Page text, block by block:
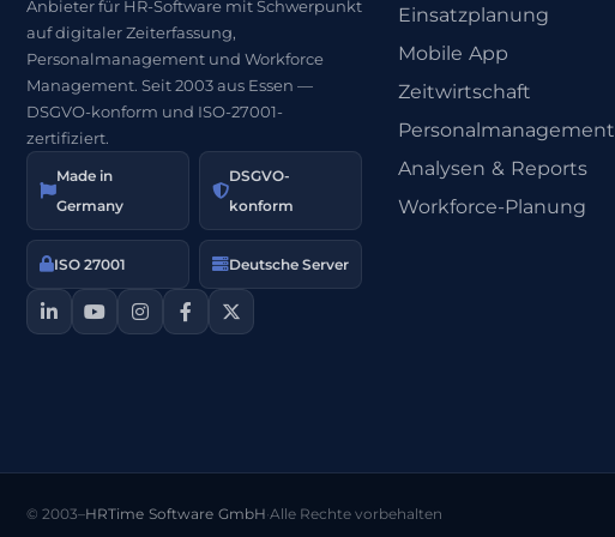
Anbieter für HR-Software mit Schwerpunkt
auf digitaler Zeiterfassung,
Personalmanagement und Workforce
Management. Seit 2003 aus Essen —
DSGVO-konform und ISO-27001-
zertifiziert.
Made in
Germany
DSGVO-
konform
ISO 27001 Deutsche Server
Einsatzplanung
Mobile App
Zeitwirtschaft
Personalmanagement
Analysen & Reports
Workforce-Planung
© 2003–HRTime Software GmbH·Alle Rechte vorbehalten